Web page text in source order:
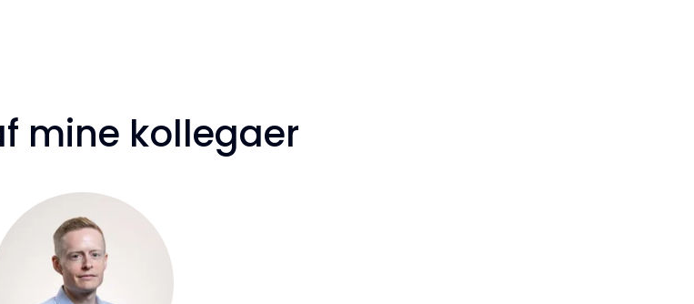
mine kollegaer